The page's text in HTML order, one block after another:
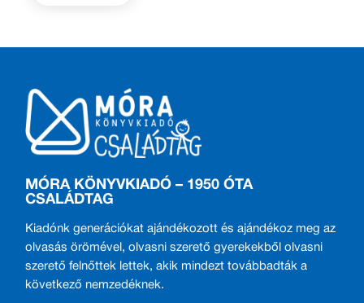
MÓRA KÖNYVKIADÓ – 1950 ÓTA
CSALÁDTAG
Kiadónk generációkat ajándékozott és ajándékoz meg az
olvasás örömével, olvasni szerető gyerekekből olvasni
szerető felnőttek lettek, akik mindezt továbbadták a
következő nemzedéknek.